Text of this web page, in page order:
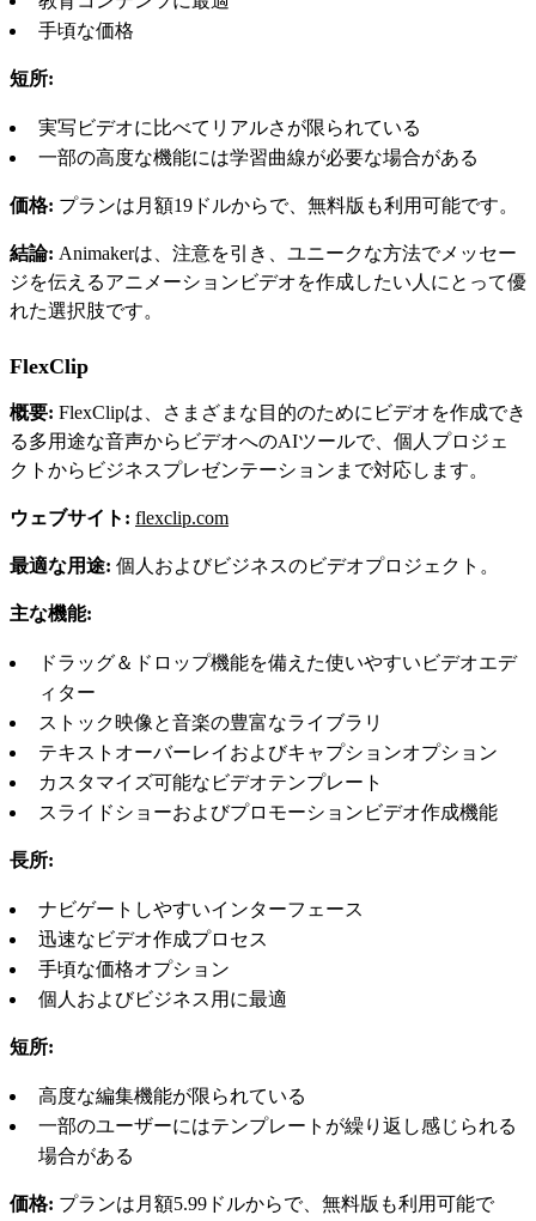
手頃な価格
短所:
実写ビデオに比べてリアルさが限られている
一部の高度な機能には学習曲線が必要な場合がある
価格: プランは月額19ドルからで、無料版も利用可能です。
結論: Animakerは、注意を引き、ユニークな方法でメッセー
ジを伝えるアニメーションビデオを作成したい人にとって優
れた選択肢です。
FlexClip
概要: FlexClipは、さまざまな目的のためにビデオを作成でき
る多用途な音声からビデオへのAIツールで、個人プロジェ
クトからビジネスプレゼンテーションまで対応します。
ウェブサイト: flexclip.com
最適な用途: 個人およびビジネスのビデオプロジェクト。
主な機能:
ドラッグ＆ドロップ機能を備えた使いやすいビデオエデ
ィター
ストック映像と音楽の豊富なライブラリ
テキストオーバーレイおよびキャプションオプション
カスタマイズ可能なビデオテンプレート
スライドショーおよびプロモーションビデオ作成機能
長所:
ナビゲートしやすいインターフェース
迅速なビデオ作成プロセス
手頃な価格オプション
個人およびビジネス用に最適
短所:
高度な編集機能が限られている
一部のユーザーにはテンプレートが繰り返し感じられる
場合がある
価格: プランは月額5.99ドルからで、無料版も利用可能で